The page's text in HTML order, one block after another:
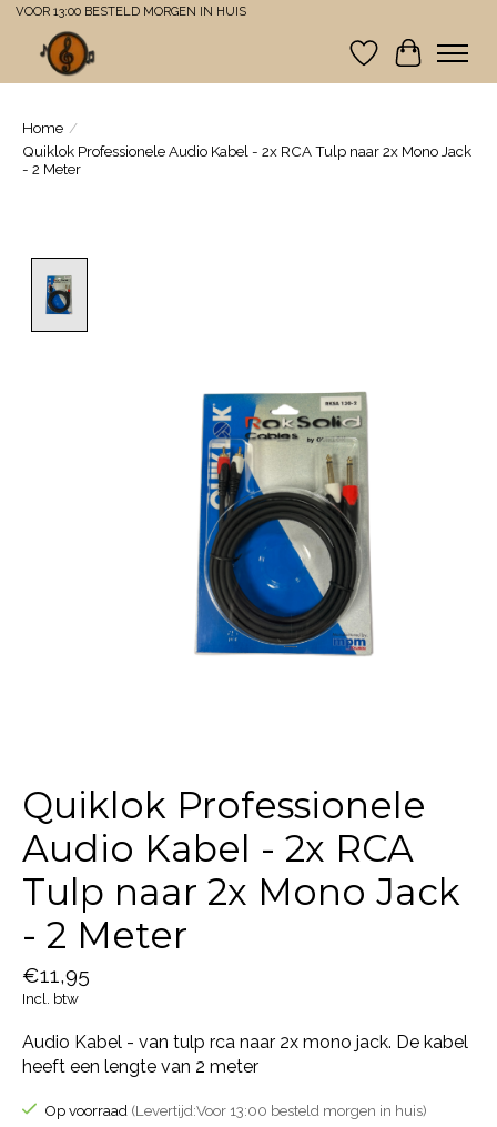
VOOR 13:00 BESTELD MORGEN IN HUIS
Verlanglijst
Home /
Quiklok Professionele Audio Kabel - 2x RCA Tulp naar 2x Mono Jack
- 2 Meter
Quiklok Professionele
Audio Kabel - 2x RCA
Tulp naar 2x Mono Jack
- 2 Meter
€11,95
Incl. btw
Audio Kabel - van tulp rca naar 2x mono jack. De kabel
heeft een lengte van 2 meter
Op voorraad (Levertijd:Voor 13:00 besteld morgen in huis)